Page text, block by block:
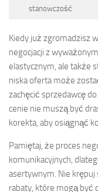
stanowczość
Kiedy już zgromadzisz
negocjacji z
elastycznym, ale także
niska oferta może
zachęcić sprzedawcę
cenie nie muszą być
korekta, aby osiągnąć
Pamiętaj, że proces
komunikacyjnych,
asertywnym. Nie krępuj
rabaty, które mogą być